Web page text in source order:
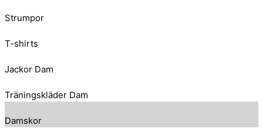
Strumpor
T-shirts
Jackor Dam
Träningskläder Dam
Damskor